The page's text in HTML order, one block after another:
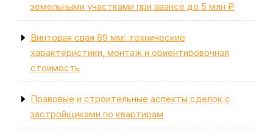
земельными участками при авансе до 5 млн ₽
Винтовая свая 89 мм: технические
характеристики, монтаж и ориентировочная
стоимость
Правовые и строительные аспекты сделок с
застройщиками по квартирам